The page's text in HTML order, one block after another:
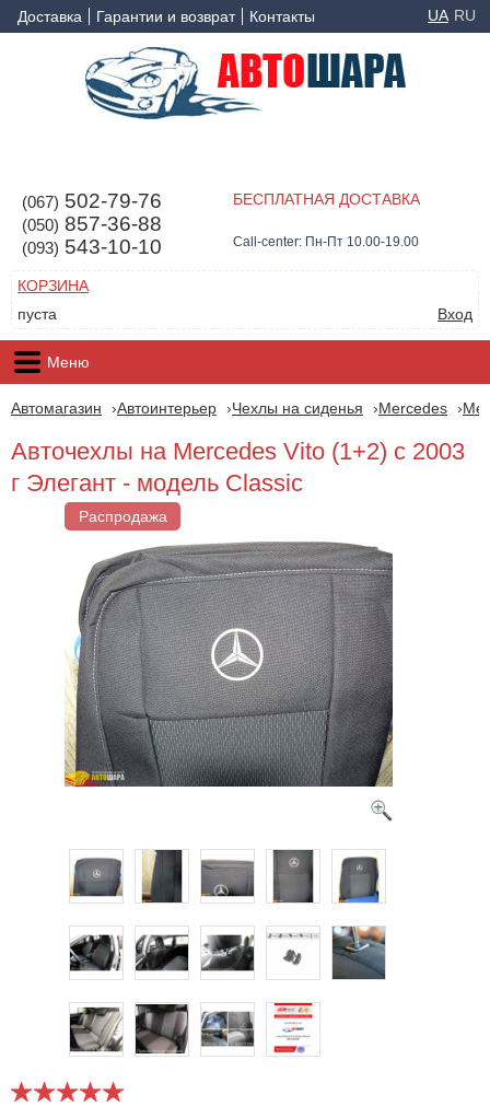
Доставка Гарантии и возврат Контакты UA RU
(067) 502-79-76
(050) 857-36-88
(093) 543-10-10
БЕСПЛАТНАЯ ДОСТАВКА
Call-center: Пн-Пт 10.00-19.00
КОРЗИНА
пуста
Вход
Меню
Автомагазин Автоинтерьер Чехлы на сиденья Mercedes
Распродажа
Авточехлы на Mercedes Vito (1+2) с 2003
г Элегант - модель Classic